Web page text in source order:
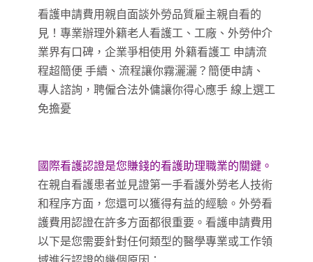
看護申請費用親自面談外勞品質雇主親自看的
見！專業辦理外籍老人看護工、工廠、外勞仲介
業界有口碑，企業爭相使用 外籍看護工 申請流
程超簡便 手續、流程讓你霧灑灑？簡便申請、
專人諮詢，聘僱合法外傭讓你得心應手 線上選工
免擔憂
國際看護認證是您賺錢的看護助理職業的關鍵。
在親自看護患者並見證第一手看護外勞老人技術
和程序方面，您還可以獲得有益的經驗。外勞看
護費用認證在許多方面都很重要。看護申請費用
以下是您需要針對任何類型的醫學專業或工作領